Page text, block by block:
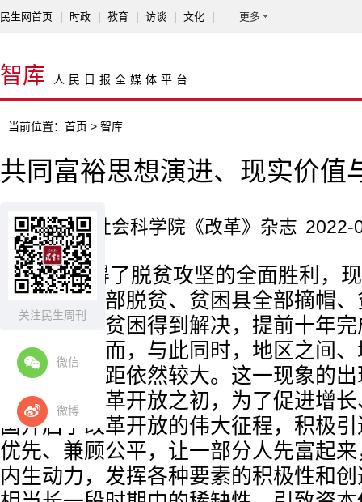
关注民生周刊
微信
微博
民生网首页 时政 教育 访谈 文化 更多
智库 人民日报全媒体平台
当前位置： 首页 > 智库
共同富裕思想演进、现实价值
来源：重庆社会科学院《改革》杂志 2022-
中国取得了脱贫攻坚的全面胜利，
贫困人口全部脱贫、贫困县全部摘帽
区域性整体贫困得到解决，提前十年
展目标。然而，与此同时，地区之间
间的贫富差距依然较大。这一现象的
代背景。改革开放之初，为了促进增
国开启了改革开放的伟大征程，积极
优先、兼顾公平，让一部分人先富起
内生动力，发挥各种要素的积极性和